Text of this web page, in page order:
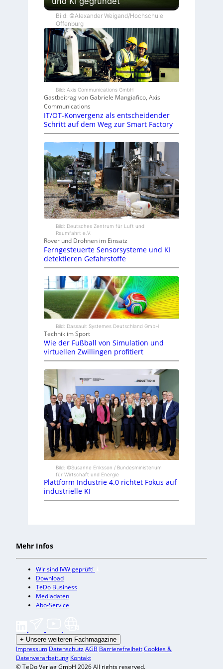
Bild: ©Alexander Weigand/Hochschule
Offenburg
Bild: Axis Communications GmbH
Gastbeitrag von Gabriele Mangiafico, Axis
Communications
IT/OT-Konvergenz als entscheidender
Schritt auf dem Weg zur Smart Factory
Bild: Deutsches Zentrum für Luft und
Raumfahrt e.V.
Rover und Drohnen im Einsatz
Ferngesteuerte Sensorsysteme und KI
detektieren Gefahrstoffe
Bild: Dassault Systemes Deutschland GmbH
Technik im Sport
Wie der Fußball von Simulation und
virtuellen Zwillingen profitiert
Bild: ©Susanne Eriksson / Bundesministerium
für Wirtschaft und Energie
Plattform Industrie 4.0 richtet Fokus auf
industrielle KI
Mehr Infos
Wir sind IVW geprüft!
Download
TeDo Business
Mediadaten
Abo-Service
+ Unsere weiteren Fachmagazine
Impressum DatenschutzAGB BarrierefreiheitCookies &
Datenverarbeitung Kontakt
© TeDo Verlag GmbH 2026 All rights reserved.